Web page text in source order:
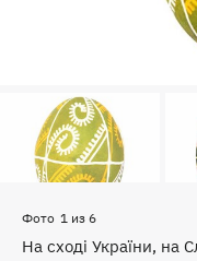
Фото 1 из 6
На сході України, на